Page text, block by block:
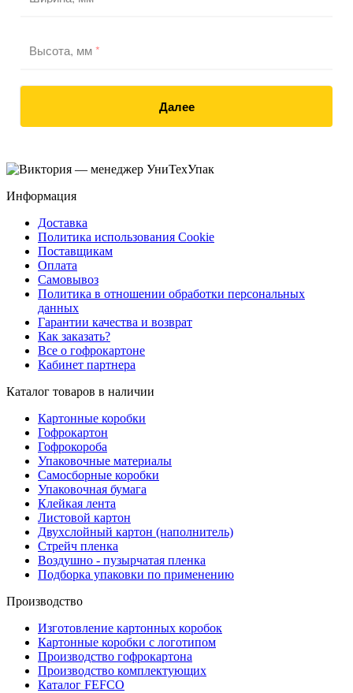
Высота, мм*
Далее
Информация
Доставка
Политика использования Cookie
Поставщикам
Оплата
Самовывоз
Политика в отношении обработки персональных
данных
Гарантии качества и возврат
Как заказать?
Все о гофрокартоне
Кабинет партнера
Каталог товаров в наличии
Картонные коробки
Гофрокартон
Гофрокороба
Упаковочные материалы
Самосборные коробки
Упаковочная бумага
Клейкая лента
Листовой картон
Двухслойный картон (наполнитель)
Стрейч пленка
Воздушно - пузырчатая пленка
Подборка упаковки по применению
Производство
Изготовление картонных коробок
Картонные коробки с логотипом
Производство гофрокартона
Производство комплектующих
Каталог FEFCO